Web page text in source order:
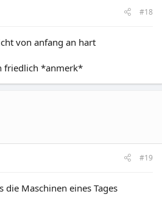
#18
von anfang an hart
friedlich *anmerk*
#19
die Maschinen eines Tages